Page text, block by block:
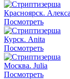
Красноярск.
Посмотреть
Курск. Anita
Посмотреть
Москва. Julia
Посмотреть